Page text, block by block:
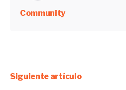
Community
Siguiente artículo